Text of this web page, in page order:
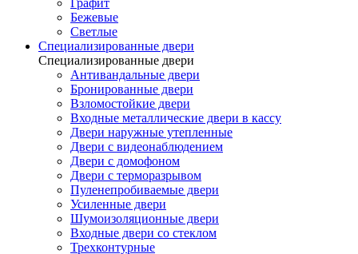
Графит
Бежевые
Светлые
Специализированные двери
Специализированные двери
Антивандальные двери
Бронированные двери
Взломостойкие двери
Входные металлические двери в кассу
Двери наружные утепленные
Двери с видеонаблюдением
Двери с домофоном
Двери с терморазрывом
Пуленепробиваемые двери
Усиленные двери
Шумоизоляционные двери
Входные двери со стеклом
Трехконтурные